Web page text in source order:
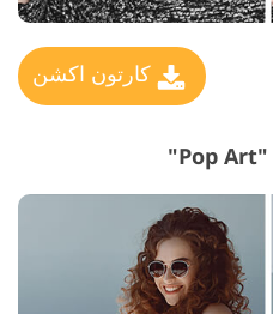
كارتون اكشن